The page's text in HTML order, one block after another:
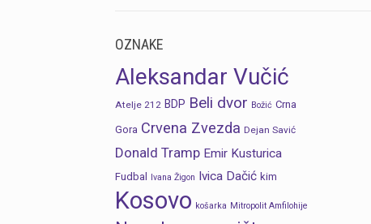
OZNAKE
Aleksandar Vučić
Atelje 212 BDP Beli dvor Božić Crna
Gora Crvena Zvezda Dejan Savić
Donald Tramp Emir Kusturica
Fudbal Ivana Žigon Ivica Dačić kim
Kosovo košarka Mitropolit Amfilohije